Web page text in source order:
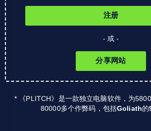
注册
- 或 -
分享网站
* 《PLITCH》是一款独立电脑软件，为
80000多个作弊码，包括Goliath的